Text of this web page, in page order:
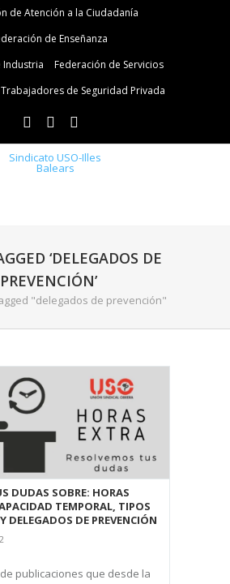
de Atención a la Ciudadanía
de Enseñanza
Industria
Federación de Servicios
de Seguridad Privada
‘DELEGADOS DE
PREVENCIÓN’
"delegados de prevención"
DUDAS SOBRE: HORAS
TEMPORAL, TIPOS
DELEGADOS DE PREVENCIÓN
publicaciones que desde la